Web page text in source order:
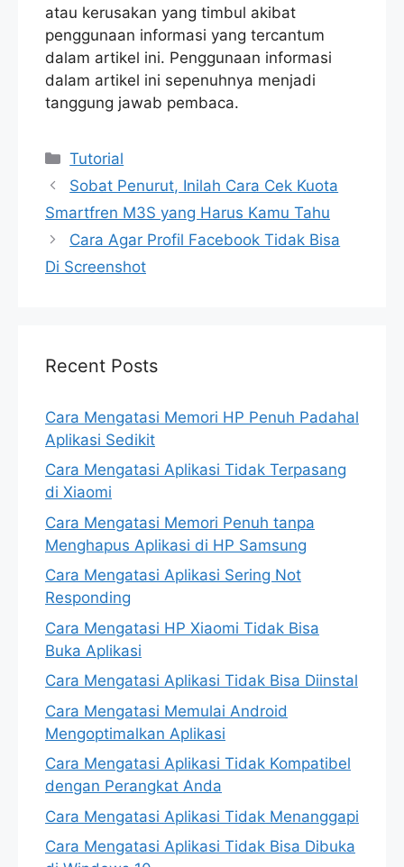
atau kerusakan yang timbul akibat
penggunaan informasi yang tercantum
dalam artikel ini. Penggunaan informasi
dalam artikel ini sepenuhnya menjadi
tanggung jawab pembaca.
Categories
Tutorial
Sobat Penurut, Inilah Cara Cek Kuota
Smartfren M3S yang Harus Kamu Tahu
Cara Agar Profil Facebook Tidak Bisa
Di Screenshot
Recent Posts
Cara Mengatasi Memori HP Penuh Padahal
Aplikasi Sedikit
Cara Mengatasi Aplikasi Tidak Terpasang
di Xiaomi
Cara Mengatasi Memori Penuh tanpa
Menghapus Aplikasi di HP Samsung
Cara Mengatasi Aplikasi Sering Not
Responding
Cara Mengatasi HP Xiaomi Tidak Bisa
Buka Aplikasi
Cara Mengatasi Aplikasi Tidak Bisa Diinstal
Cara Mengatasi Memulai Android
Mengoptimalkan Aplikasi
Cara Mengatasi Aplikasi Tidak Kompatibel
dengan Perangkat Anda
Cara Mengatasi Aplikasi Tidak Menanggapi
Cara Mengatasi Aplikasi Tidak Bisa Dibuka